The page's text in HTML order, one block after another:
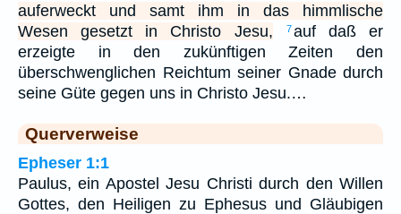
auferweckt und samt ihm in das himmlische
Wesen gesetzt in Christo Jesu,
7auf daß er
erzeigte in den zukünftigen Zeiten den
überschwenglichen Reichtum seiner Gnade durch
seine Güte gegen uns in Christo Jesu.…
Querverweise
Epheser 1:1
Paulus, ein Apostel Jesu Christi durch den Willen
Gottes, den Heiligen zu Ephesus und Gläubigen